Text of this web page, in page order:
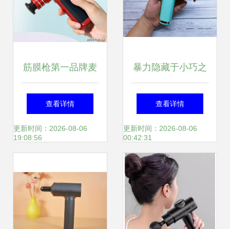
筋膜枪第一品牌麦
瑞克新品nano发
售,360g纤巧机身
查看详情
更新时间：2026-08-06
19:08:56
暴力隐藏于小巧之
中 野小兽MG10筋
膜枪深度评测
查看详情
更新时间：2026-08-06
00:42:31